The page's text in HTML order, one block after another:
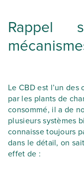
Le CBD est l’un
par les plants de
consommé, il a de
plusieurs systèmes
connaisse toujours
dans le détail, on
effet de :